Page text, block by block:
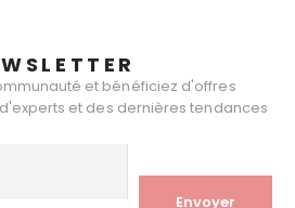
et bénéficiez d'offres
et des dernières tendances